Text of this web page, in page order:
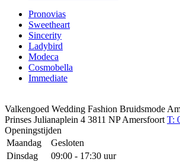
Pronovias
Sweetheart
Sincerity
Ladybird
Modeca
Cosmobella
Immediate
Valkengoed Wedding Fashion Bruidsmode
Prinses Julianaplein 4 3811 NP Amersfoort T:
Openingstijden
Maandag
Gesloten
Dinsdag
09:00 - 17:30 uur